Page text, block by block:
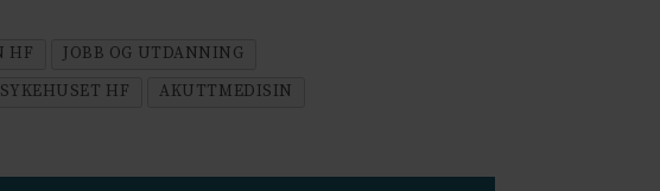
HF
JOBB OG UTDANNING
HF AKUTTMEDISIN